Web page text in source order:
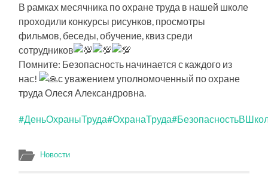
В рамках месячника по охране труда в нашей школе
проходили конкурсы рисунков, просмотры
фильмов, беседы, обучение, квиз среди
сотрудников
Помните: Безопасность начинается с каждого из
нас!
с уважением уполномоченный по охране
труда Олеся Александровна.
#ДеньОхраныТруда#ОхранаТруда
Новости